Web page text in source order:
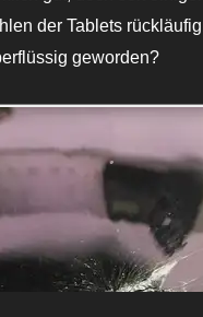
der Tablets
geworden?